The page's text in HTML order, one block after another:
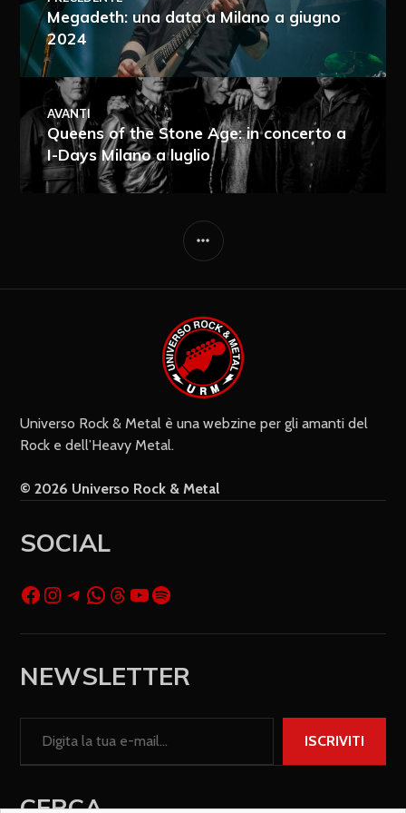
Ricevi i nuovi articoli via e-mail
Giornalmente
Settimanalmente
Ricevi i nuovi commenti via e-mail
Do il mio consenso affinché un
sito web) per il prossimo commento.
Megadeth: una data a Milano a giugno
2024
AVANTI
Queens of the Stone Age: in concerto a
I-Days Milano a luglio
Universo Rock & Metal è una webzine per gli amanti del
Rock e dell’Heavy Metal.
© 2026 Universo Rock & Metal
SOCIAL
NEWSLETTER
ISCRIVITI
CERCA